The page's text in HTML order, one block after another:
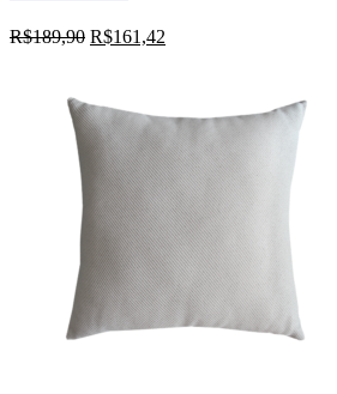
R$189,90 R$161,42